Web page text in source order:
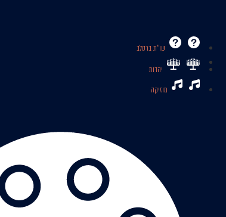
שו’’ת ברסלב
יהדות
מוזיקה